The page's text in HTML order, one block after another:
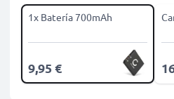
1x Batería 700mAh
9,95 €